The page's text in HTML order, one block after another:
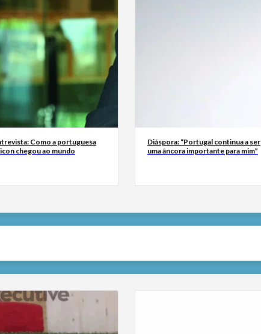
Como a portuguesa
chegou ao mundo
Diáspora: “Portugal continua a ser
uma âncora importante para mim”